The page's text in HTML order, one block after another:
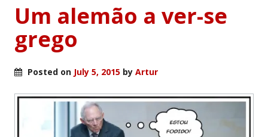
Um alemão a ver-se
grego
Posted on July 5, 2015 by Artur